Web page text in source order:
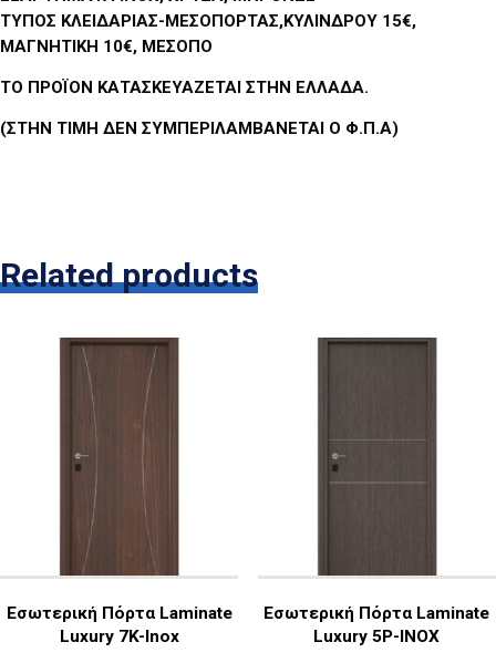
ΤΥΠΟΣ ΚΛΕΙΔΑΡΙΑΣ-ΜΕΣΟΠΟΡΤΑΣ,ΚΥΛΙΝΔΡΟΥ 15€,
ΜΑΓΝΗΤΙΚΗ 10€, ΜΕΣΟΠΟ
ΤΟ ΠΡΟΪΟΝ ΚΑΤΑΣΚΕΥΑΖΕΤΑΙ ΣΤΗΝ ΕΛΛΑΔΑ.
(ΣΤΗΝ ΤΙΜΗ ΔΕΝ ΣΥΜΠΕΡΙΛΑΜΒΑΝΕΤΑΙ Ο Φ.Π.Α)
Related products
Εσωτερική Πόρτα Laminate
Luxury 7K-Inox
Εσωτερική Πόρτα Laminate
Luxury 5P-INOX